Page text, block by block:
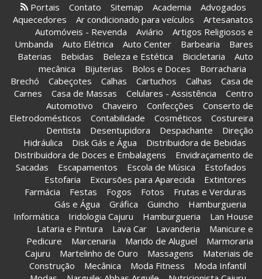
Portais
Contato Sitemap Academia
Advogados
Aquecedores
Ar condicionado para veículos
Artesanatos
Automóveis - Revenda
Aviário
Artigos Religiosos e
Umbanda
Auto Elétrica Auto Center Barbearia
Bares
Baterias
Bebidas Beleza e Estética Bicicletaria
Auto
mecânica
Bijuterias Bolos e Doces
Borracharia
Brechó
Cabeçotes Calhas Cartuchos Calhas
Casa de
Carnes
Casa de Massas Celulares - Assistência
Centro
Automotivo
Chaveiro Confecções
Conserto de
Eletrodomésticos
Contabilidade Cosméticos
Costureira
Dentista
Desentupidora Despachante
Direção
Hidráulica
Disk Gás e Água
Distribuidora de Bebidas
Distribuidora de Doces e Embalagens
Envidraçamento de
Sacadas
Escapamentos Escola de Música
Estofados
Estofaria
Excursões para Aparecida
Extintores
Farmácia
Festas Fogos Fotos
Frutas e Verduras
Gás e Água
Gráfica Guincho
Hamburgueria
Informática
Iridologia Cajuru Hamburgueria
Lan House
Lataria e Pintura
Lava Car Lavanderia
Manicure e
Pedicure
Marcenaria Marido de Aluguel
Marmoraria
Cajuru
Martelinho de Ouro Massagens
Materiais de
Construção
Mecânica Moda Fitness
Moda Infantil